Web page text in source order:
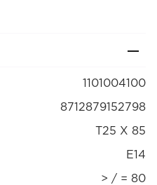
1101004100
8712879152798
T25 X 85
E14
> / = 80